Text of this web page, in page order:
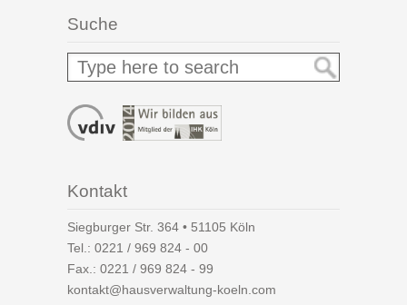
Suche
Kontakt
Siegburger Str. 364 • 51105 Köln
Tel.: 0221 / 969 824 - 00
Fax.: 0221 / 969 824 - 99
kontakt@hausverwaltung-koeln.com